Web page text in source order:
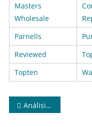
Masters
Wholesale
Parnells
Reviewed
Topten
Navegación
Análisis Completo de los Hornos Eléctricos Integrables Hisense